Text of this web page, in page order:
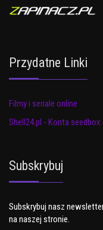
Przydatne Linki
Filmy i seriale online
Shell24.pl - Konta seedbox
Subskrybuj
Subskrybuj nasz
na naszej stronie.